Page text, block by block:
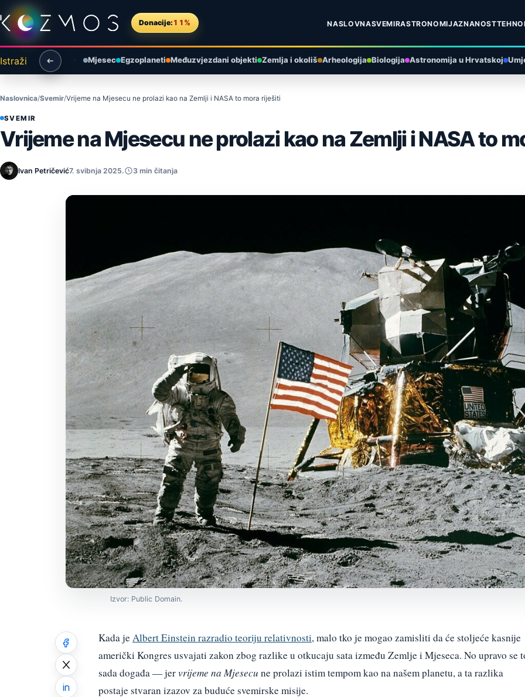
Preskoči na sadržaj
Donacije: 11% NASLOVNASVEMIRASTRONOMIJAZNANOST
Istraži Mjesec Egzoplaneti Međuzvjezdani objekti Zemlja i okoliš Arheologija Biologija Astronomija u Hrvatskoj
Naslovnica Svemir Vrijeme na Mjesecu ne prolazi kao na Zemlji i NASA to mora riješiti
SVEMIR
Vrijeme na Mjesecu ne prolazi kao na Zemlji i NASA to
Ivan Petričević7. svibnja 2025. 3 min čitanja
Izvor: Public Domain.
Kada jeAlbert Einstein razradio teoriju relativnosti, malo tko je mogao zamisliti da će stoljeće kasnije
američki Kongres usvajati zakon zbog razlike u otkucaju sata između Zemlje i Mjeseca. No upravo se
sada događa — jervrijeme na Mjesecu ne prolazi istim tempom kao na našem planetu, a ta razlika
postaje stvaran izazov za buduće svemirske misije.